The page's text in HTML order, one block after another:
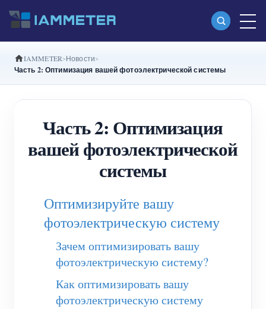
Продукты
Split-phase Wi-Fi-счетчик энергии (WEM2067)
Трехфазный Wi-Fi-счетчик энергии
(WEM3080T)
Трехфазный Wi-Fi-счетчик энергии
(WEM3046T)
Трехфазный Wi-Fi-счетчик энергии
(WEM3050T)
WiFi-контроллер мощности
IAMMETER Новости
Часть 2: Оптимизация вашей фотоэлектрической системы
Часть 2: Оптимизация
вашей фотоэлектрической
системы
Оптимизируйте вашу
фотоэлектрическую систему
Зачем оптимизировать вашу
фотоэлектрическую систему?
Как оптимизировать вашу
фотоэлектрическую систему